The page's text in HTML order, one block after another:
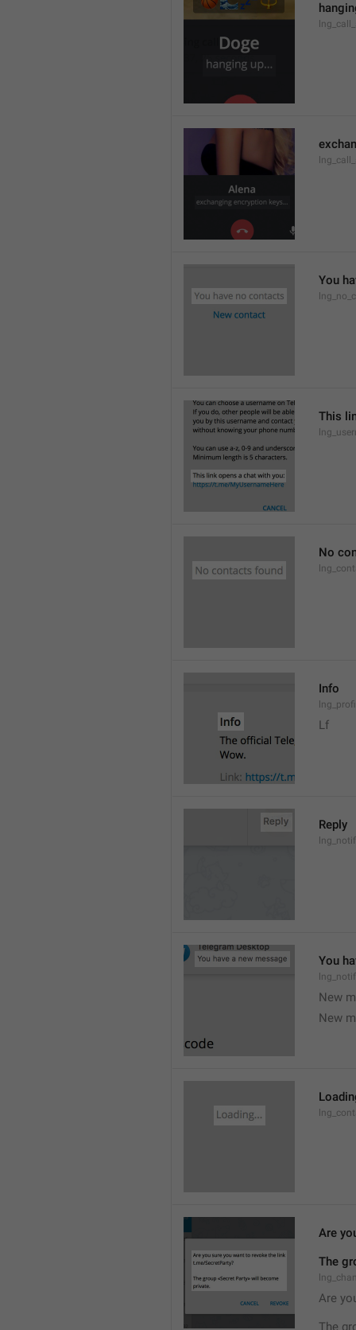
You
This
No
Info
Lf
Reply
You
New
New
Are
The
Are
The